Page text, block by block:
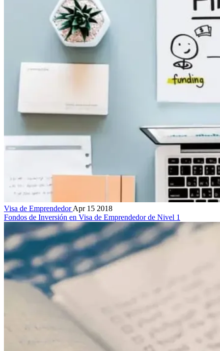
Visa de Emprendedor Apr 15 2018
Fondos de Inversión en Visa de Emprendedor de Nivel 1